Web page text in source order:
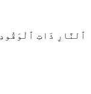
ٱلنَّارِ ذَاتِ ٱلْوَقُودِ